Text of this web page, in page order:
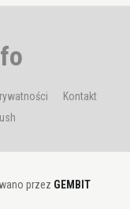
Kontakt
przez GEMBIT